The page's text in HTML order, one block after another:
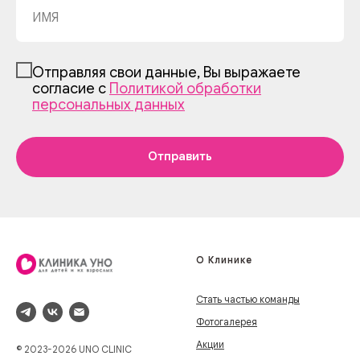
Отправляя свои данные, Вы выражаете
согласие с Политикой обработки
персональных данных
Отправить
© 2023-2026 UNO CLINIC
О Клинике
Стать частью команды
Фотогалерея
Акции